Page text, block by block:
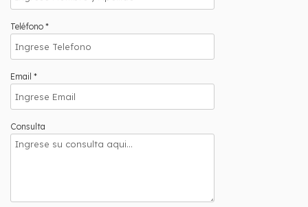
Teléfono *
Email *
Consulta